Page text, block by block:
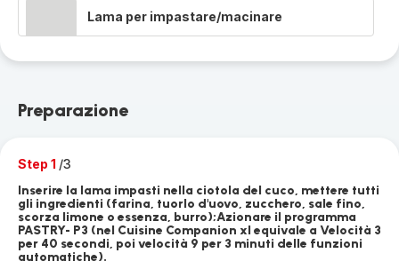
Lama per impastare/macinare
Preparazione
Step 1 /3
Inserire la lama impasti nella ciotola del cuco, mettere tutti
gli ingredienti (farina, tuorlo d'uovo, zucchero, sale fino,
scorza limone o essenza, burro);Azionare il programma
PASTRY- P3 (nel Cuisine Companion xl equivale a Velocità 3
per 40 secondi, poi velocità 9 per 3 minuti delle funzioni
automatiche).